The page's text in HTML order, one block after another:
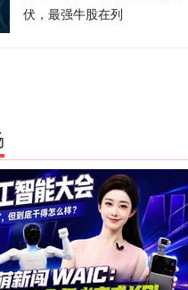
伏，最强牛股在列